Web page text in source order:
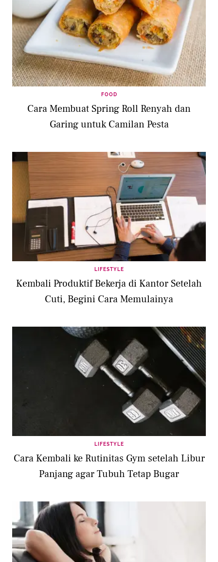
FOOD
Cara Membuat Spring Roll Renyah dan
Garing untuk Camilan Pesta
LIFESTYLE
Kembali Produktif Bekerja di Kantor Setelah
Cuti, Begini Cara Memulainya
LIFESTYLE
Cara Kembali ke Rutinitas Gym setelah Libur
Panjang agar Tubuh Tetap Bugar